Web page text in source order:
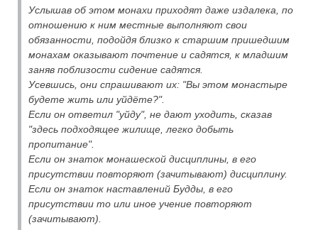
Услышав об этом монахи приходят даже издалека, по
отношению к ним местные выполняют свои
обязанности, подойдя близко к старшим пришедшим
монахам оказывают почтение и садятся, к младшим
заняв поблизости сидение садятся.
Усевшись, они спрашивают их: "Вы этом монастыре
будете жить или уйдёте?".
Если он ответил "уйду", не дают уходить, сказав
"здесь подходящее жилище, легко добыть
пропитание".
Если он знаток монашеской дисциплины, в его
присутствии повторяют (зачитывают) дисциплину.
Если он знаток наставлений Будды, в его
присутствии то или иное учение повторяют
(зачитывают).